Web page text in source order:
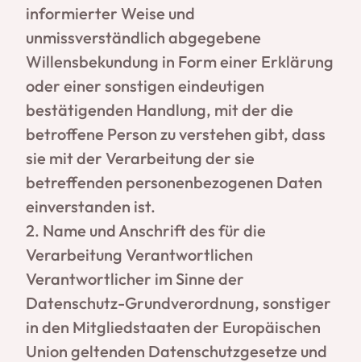
informierter Weise und
unmissverständlich abgegebene
Willensbekundung in Form einer Erklärung
oder einer sonstigen eindeutigen
bestätigenden Handlung, mit der die
betroffene Person zu verstehen gibt, dass
sie mit der Verarbeitung der sie
betreffenden personenbezogenen Daten
einverstanden ist.
2. Name und Anschrift des für die
Verarbeitung Verantwortlichen
Verantwortlicher im Sinne der
Datenschutz-Grundverordnung, sonstiger
in den Mitgliedstaaten der Europäischen
Union geltenden Datenschutzgesetze und